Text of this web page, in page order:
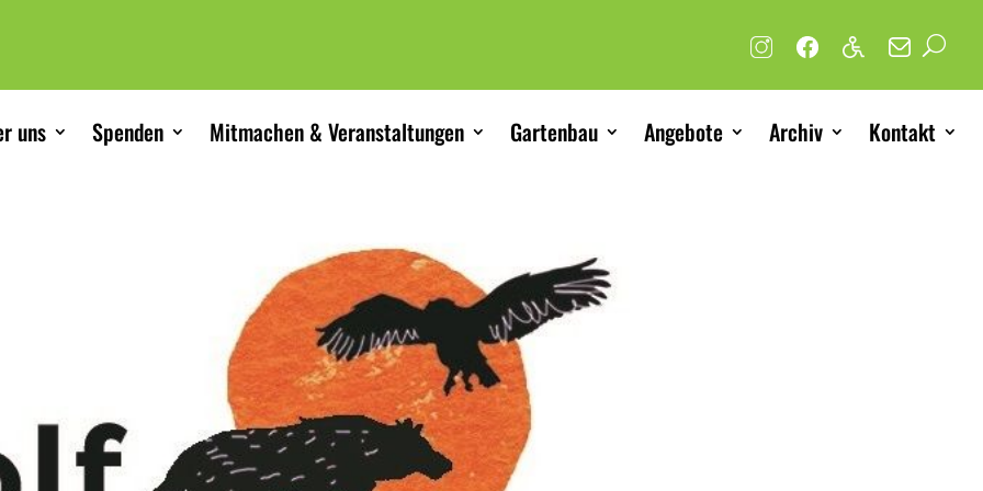
uns Spenden Mitmachen & Veranstaltungen Gartenbau Angebote Archiv Kontakt